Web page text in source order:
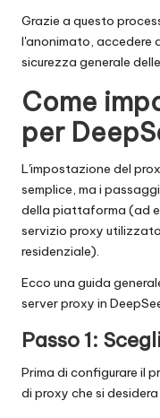
Grazie a questo
l'anonimato, accedere
sicurezza generale
Come
per
L'impostazione del
semplice, ma i
della piattaforma (ad
servizio proxy
residenziale).
Ecco una guida
server proxy in
Passo 1:
Prima di configurare il
di proxy che si